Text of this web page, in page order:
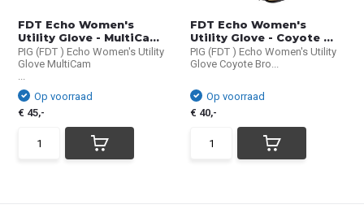
FDT Echo Women's
Utility Glove - MultiCa...
PIG (FDT ) Echo Women's Utility
Glove MultiCam
...
Op voorraad
€ 45,-
FDT Echo Women's
Utility Glove - Coyote ...
PIG (FDT ) Echo Women's Utility
Glove Coyote Bro...
Op voorraad
€ 40,-